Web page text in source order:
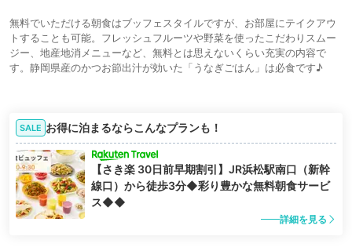
無料でいただける朝食はブッフェスタイルですが、お部屋にテイクアウ
トすることも可能。フレッシュフルーツや野菜を使ったこだわりスムー
ジー、地産地消メニューなど、無料とは思えないくらい充実の内容で
す。静岡県産のかつお節出汁が効いた「うなぎごはん」は必食です♪
SALE お得に泊まるならこんなプランも！
【さき楽 30日前早期割引】JR浜松駅南口（新幹
線口）から徒歩3分◆彩り豊かな無料朝食サービ
ス◆◆
詳細を見る